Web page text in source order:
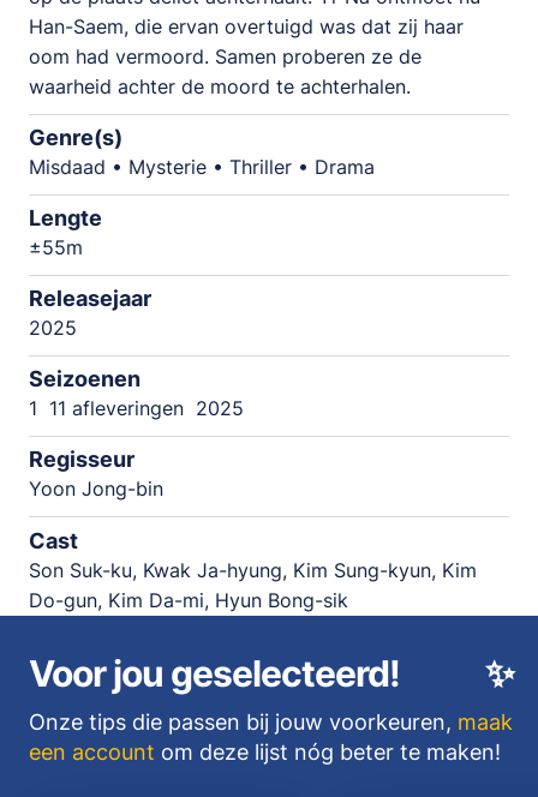
Han-Saem, die ervan overtuigd was dat zij haar
oom had vermoord. Samen proberen ze de
waarheid achter de moord te achterhalen.
Genre(s)
Misdaad • Mysterie • Thriller • Drama
Lengte
±55m
Releasejaar
2025
Seizoenen
1 11 afleveringen 2025
Regisseur
Yoon Jong-bin
Cast
Son Suk-ku, Kwak Ja-hyung, Kim Sung-kyun, Kim
Do-gun, Kim Da-mi, Hyun Bong-sik
✨
Voor jou geselecteerd!
Onze tips die passen bij jouw voorkeuren, maak
een account om deze lijst nóg beter te maken!